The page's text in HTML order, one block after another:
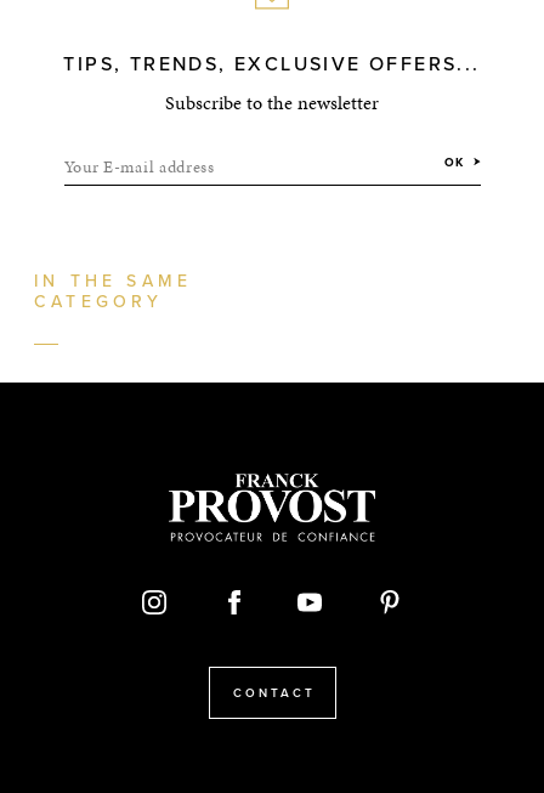
TIPS, TRENDS, EXCLUSIVE OFFERS...
Subscribe to the newsletter
Your E-mail address OK
IN THE SAME
CATEGORY
CONTACT